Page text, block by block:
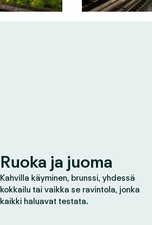
Ruoka ja juoma
Kahvilla käyminen, brunssi, yhdessä
kokkailu tai vaikka se ravintola, jonka
kaikki haluavat testata.